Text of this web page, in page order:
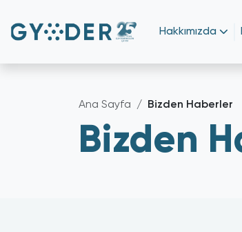
Hakkımızda
Ana Sayfa Bizden Haberler
Bizden